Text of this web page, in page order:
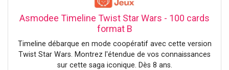
Asmodee Timeline Twist Star Wars - 100 cards
format B
Timeline débarque en mode coopératif avec cette version
Twist Star Wars. Montrez l'étendue de vos connaissances
sur cette saga iconique. Dès 8 ans.